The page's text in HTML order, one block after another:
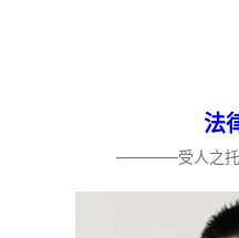
法
————受人之